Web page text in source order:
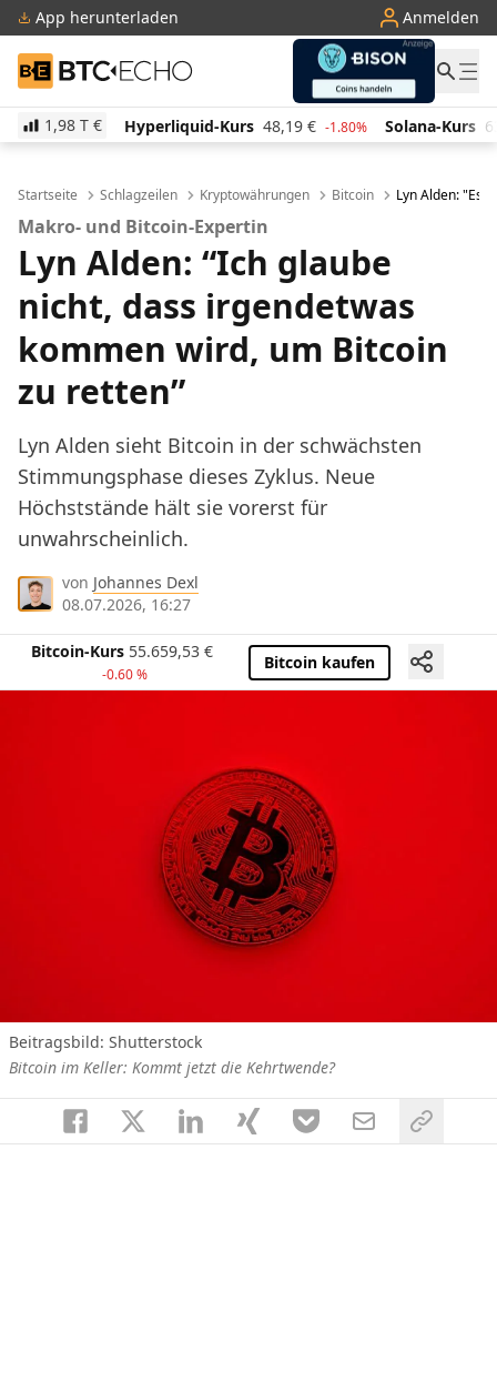
App herunterladen Anmelden
BTC-ECHO
1,98 T €
Hyperliquid-Kurs 48,19 € -1.80% Solana-Kurs 63,07 € -1.40%
Startseite Schlagzeilen Kryptowährungen Bitcoin Lyn Alden: "Es
Makro- und Bitcoin-Expertin
Lyn Alden: “Ich glaube
nicht, dass irgendetwas
kommen wird, um Bitcoin
zu retten”
Lyn Alden sieht Bitcoin in der schwächsten
Stimmungsphase dieses Zyklus. Neue
Höchststände hält sie vorerst für
unwahrscheinlich.
von Johannes Dexl
08.07.2026, 16:27
Bitcoin-Kurs 55.659,53 €
-0.60 %
Bitcoin kaufen
Beitragsbild: Shutterstock
Bitcoin im Keller: Kommt jetzt die Kehrtwende?